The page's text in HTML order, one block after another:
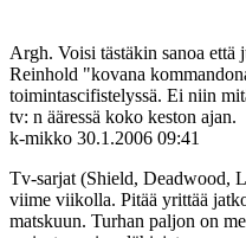
Argh. Voisi tästäkin sanoa että
Reinhold "kovana
toimintascifistelyssä. Ei niin
tv: n ääressä koko keston ajan.
k-mikko 30.1.2006 09:41
Tv-sarjat (Shield, Deadwood,
viime viikolla. Pitää yrittää
matskuun. Turhan paljon on